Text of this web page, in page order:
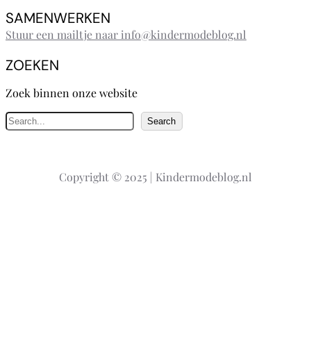
SAMENWERKEN
Stuur een mailtje naar info@kindermodeblog.nl
ZOEKEN
Zoek binnen onze website
Z
o
e
Search
Copyright © 2025 | Kindermodeblog.nl